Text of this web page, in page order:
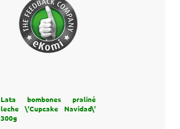
Lata bombones praliné
leche \'Cupcake Navidad\'
300g